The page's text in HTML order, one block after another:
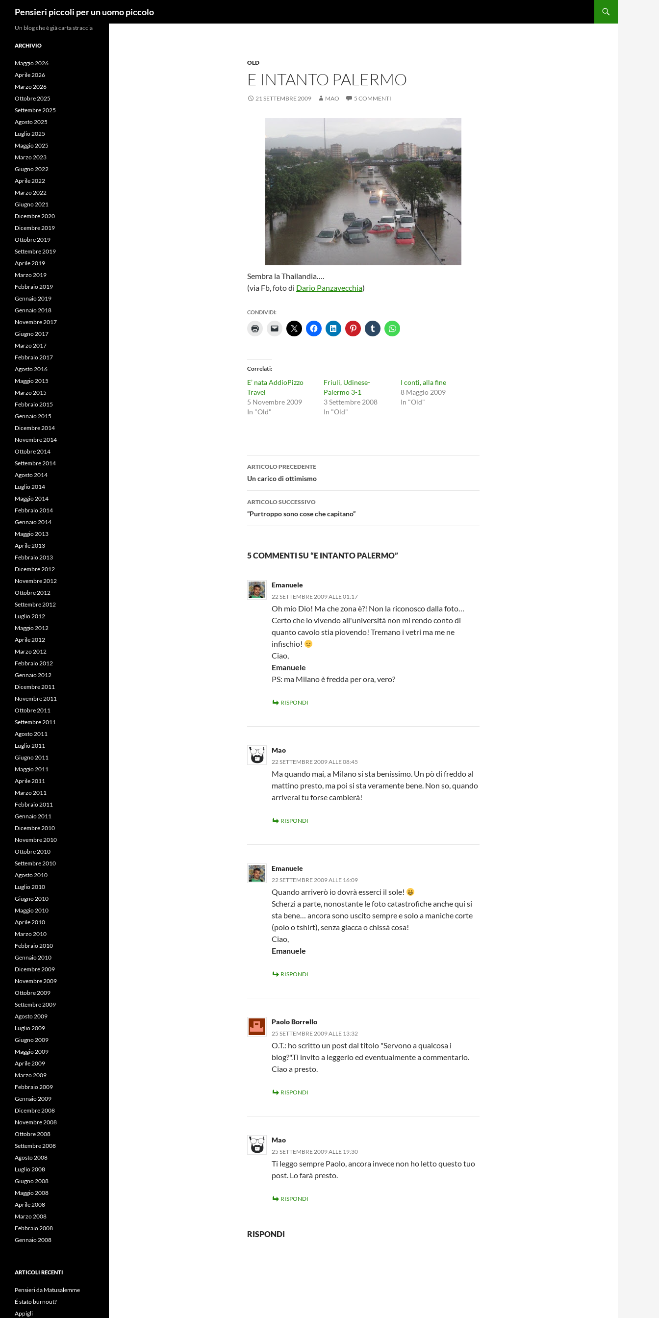
Pensieri piccoli per un uomo piccolo
OLD
E INTANTO PALERMO
21 SETTEMBRE 2009 MAO 5 COMMENTI
Sembra la Thailandia….
(via Fb, foto di Dario Panzavecchia)
CONDIVIDI:
Correlati
E’ nata AddioPizzo
Travel
5 Novembre 2009
In "Old"
Friuli, Udinese-
Palermo 3-1
3 Settembre 2008
In "Old"
I conti, alla fine
8 Maggio 2009
In "Old"
Navigazione
articolo
ARTICOLO PRECEDENTE
Un carico di ottimismo
ARTICOLO SUCCESSIVO
“Purtroppo sono cose che capitano”
5 COMMENTI SU “E INTANTO PALERMO”
Emanuele
22 SETTEMBRE 2009 ALLE 01:17
Oh mio Dio! Ma che zona è?! Non la riconosco dalla foto…
Certo che io vivendo all'università non mi rendo conto di
quanto cavolo stia piovendo! Tremano i vetri ma me ne
infischio!
Ciao,
Emanuele
PS: ma Milano è fredda per ora, vero?
RISPONDI
Mao
22 SETTEMBRE 2009 ALLE 08:45
Ma quando mai, a Milano si sta benissimo. Un pò di freddo al
mattino presto, ma poi si sta veramente bene. Non so, quando
arriverai tu forse cambierà!
RISPONDI
Emanuele
22 SETTEMBRE 2009 ALLE 16:09
Quando arriverò io dovrà esserci il sole!
Scherzi a parte, nonostante le foto catastrofiche anche qui si
sta bene… ancora sono uscito sempre e solo a maniche corte
(polo o tshirt), senza giacca o chissà cosa!
Ciao,
Emanuele
RISPONDI
Paolo Borrello
25 SETTEMBRE 2009 ALLE 13:32
O.T.: ho scritto un post dal titolo "Servono a qualcosa i
blog?".Ti invito a leggerlo ed eventualmente a commentarlo.
Ciao a presto.
RISPONDI
Mao
25 SETTEMBRE 2009 ALLE 19:30
Ti leggo sempre Paolo, ancora invece non ho letto questo tuo
post. Lo farà presto.
RISPONDI
RISPONDI
Un blog che è già carta straccia
ARCHIVIO
Maggio 2026
Aprile 2026
Marzo 2026
Ottobre 2025
Settembre 2025
Agosto 2025
Luglio 2025
Maggio 2025
Marzo 2023
Giugno 2022
Aprile 2022
Marzo 2022
Giugno 2021
Dicembre 2020
Dicembre 2019
Ottobre 2019
Settembre 2019
Aprile 2019
Marzo 2019
Febbraio 2019
Gennaio 2019
Gennaio 2018
Novembre 2017
Giugno 2017
Marzo 2017
Febbraio 2017
Agosto 2016
Maggio 2015
Marzo 2015
Febbraio 2015
Gennaio 2015
Dicembre 2014
Novembre 2014
Ottobre 2014
Settembre 2014
Agosto 2014
Luglio 2014
Maggio 2014
Febbraio 2014
Gennaio 2014
Maggio 2013
Aprile 2013
Febbraio 2013
Dicembre 2012
Novembre 2012
Ottobre 2012
Settembre 2012
Luglio 2012
Maggio 2012
Aprile 2012
Marzo 2012
Febbraio 2012
Gennaio 2012
Dicembre 2011
Novembre 2011
Ottobre 2011
Settembre 2011
Agosto 2011
Luglio 2011
Giugno 2011
Maggio 2011
Aprile 2011
Marzo 2011
Febbraio 2011
Gennaio 2011
Dicembre 2010
Novembre 2010
Ottobre 2010
Settembre 2010
Agosto 2010
Luglio 2010
Giugno 2010
Maggio 2010
Aprile 2010
Marzo 2010
Febbraio 2010
Gennaio 2010
Dicembre 2009
Novembre 2009
Ottobre 2009
Settembre 2009
Agosto 2009
Luglio 2009
Giugno 2009
Maggio 2009
Aprile 2009
Marzo 2009
Febbraio 2009
Gennaio 2009
Dicembre 2008
Novembre 2008
Ottobre 2008
Settembre 2008
Agosto 2008
Luglio 2008
Giugno 2008
Maggio 2008
Aprile 2008
Marzo 2008
Febbraio 2008
Gennaio 2008
ARTICOLI RECENTI
Pensieri da Matusalemme
É stato burnout?
Appigli